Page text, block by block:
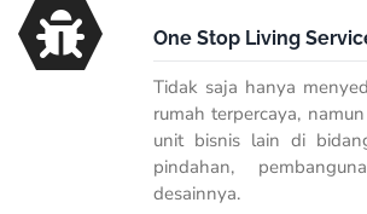
One Stop Living
Tidak saja hanya
rumah terpercaya,
unit bisnis lain di
pindahan,
desainnya.